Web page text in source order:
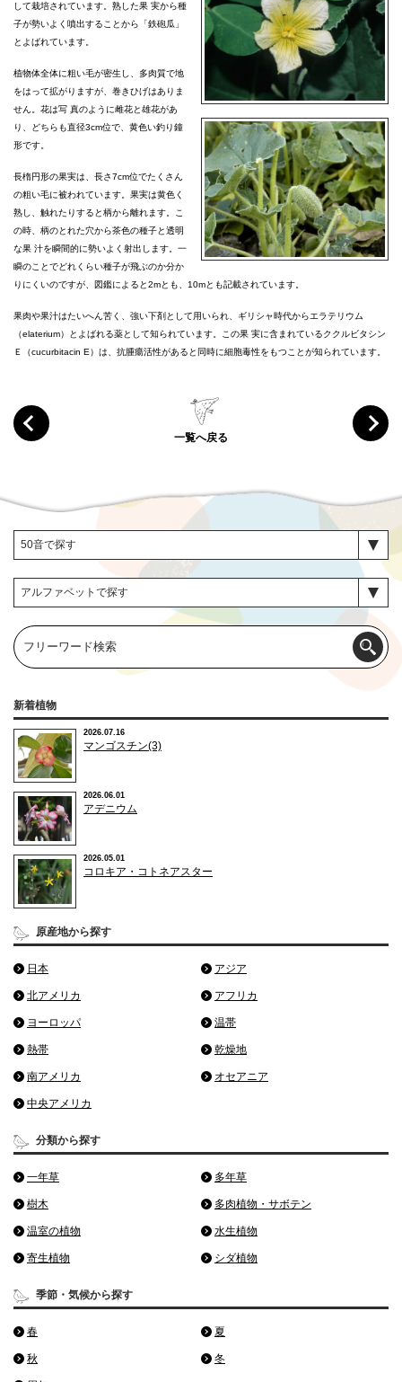
して栽培されています。熟した果 実から種
子が勢いよく噴出することから「鉄砲瓜」
とよばれています。
植物体全体に粗い毛が密生し、多肉質で地
をはって拡がりますが、巻きひげはありま
せん。花は写 真のように雌花と雄花があ
り、どちらも直径3cm位で、黄色い釣り鐘
形です。
長楕円形の果実は、長さ7cm位でたくさん
の粗い毛に被われています。果実は黄色く
熟し、触れたりすると柄から離れます。こ
の時、柄のとれた穴から茶色の種子と透明
な果 汁を瞬間的に勢いよく射出します。一
瞬のことでどれくらい種子が飛ぶのか分か
りにくいのですが、図鑑によると2mとも、10mとも記載されています。
果肉や果汁はたいへん苦く、強い下剤として用いられ、ギリシャ時代からエラテリウム
（elaterium）とよばれる薬として知られています。この果 実に含まれているククルビタシン
Ｅ（cucurbitacin E）は、抗腫瘍活性があると同時に細胞毒性をもつことが知られています。
一覧へ戻る
新着植物
2026.07.16
マンゴスチン(3)
2026.06.01
アデニウム
2026.05.01
コロキア・コトネアスター
原産地から探す
日本 アジア
北アメリカ アフリカ
ヨーロッパ 温帯
熱帯 乾燥地
南アメリカ オセアニア
中央アメリカ
分類から探す
一年草 多年草
樹木 多肉植物・サボテン
温室の植物 水生植物
寄生植物 シダ植物
季節・気候から探す
春 夏
秋 冬